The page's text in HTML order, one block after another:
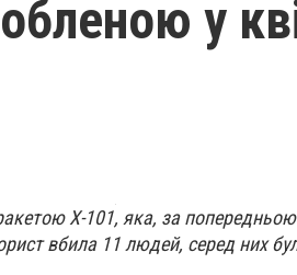
у
Х-101, яка, за
вбила 11 людей, серед них